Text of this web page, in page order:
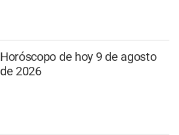
Horóscopo de hoy 9 de agosto
de 2026